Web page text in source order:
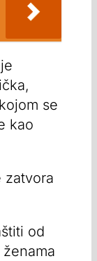
se
kao
zatvora
od